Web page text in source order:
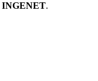
INGENET.